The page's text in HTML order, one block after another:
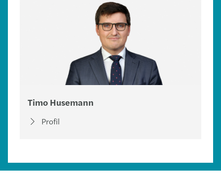
Timo Husemann
Profil